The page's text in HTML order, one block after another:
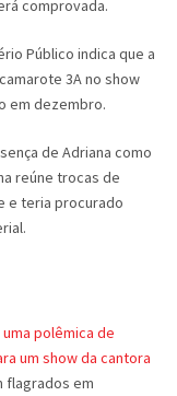
comprovada.
Público indica que a
3A no show
em dezembro.
de Adriana como
reúne trocas de
e teria procurado
polêmica de
um show da cantora
flagrados em